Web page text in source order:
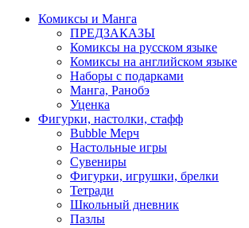
Комиксы и Манга
ПРЕДЗАКАЗЫ
Комиксы на русском языке
Комиксы на английском языке
Наборы с подарками
Манга, Ранобэ
Уценка
Фигурки, настолки, стафф
Bubble Мерч
Настольные игры
Сувениры
Фигурки, игрушки, брелки
Тетради
Школьный дневник
Пазлы